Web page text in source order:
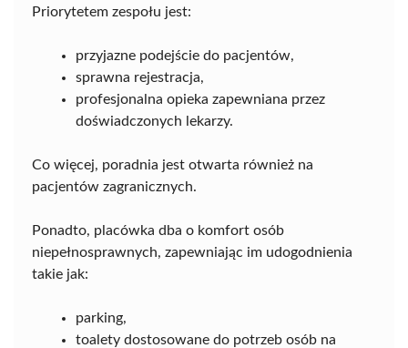
Priorytetem zespołu jest:
przyjazne podejście do pacjentów,
sprawna rejestracja,
profesjonalna opieka zapewniana przez
doświadczonych lekarzy.
Co więcej, poradnia jest otwarta również na
pacjentów zagranicznych.
Ponadto, placówka dba o komfort osób
niepełnosprawnych, zapewniając im udogodnienia
takie jak:
parking,
toalety dostosowane do potrzeb osób na